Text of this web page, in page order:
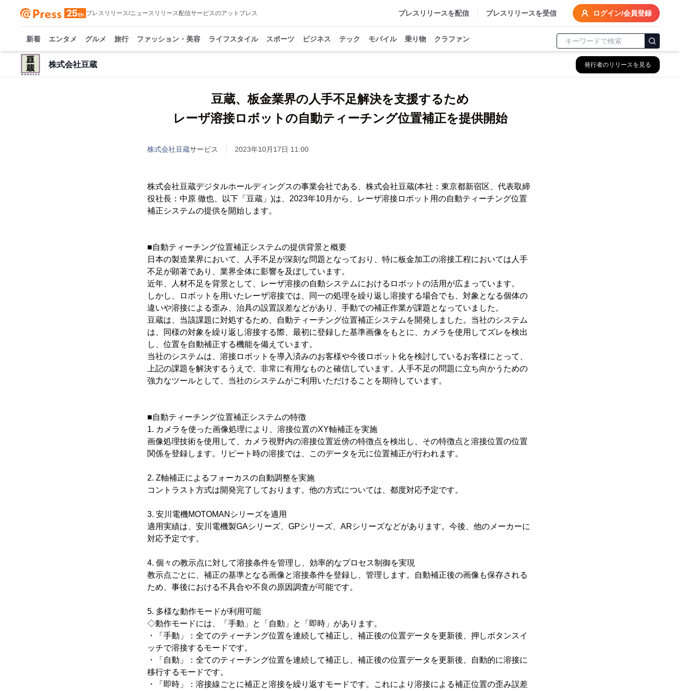
プレスリリース/ニュースリリース配信サービスのアットプレス プレスリリースを配信 プレスリリースを受信 ログイン/会員登録
新着 エンタメ グルメ 旅行 ファッション・美容 ライフスタイル スポーツ ビジネス テック モバイル 乗り物 クラファン
株式会社豆蔵 発行者のリリースを見る
豆蔵、板金業界の人手不足解決を支援するため
レーザ溶接ロボットの自動ティーチング位置補正を提供開始
株式会社豆蔵サービス 2023年10月17日 11:00
株式会社豆蔵デジタルホールディングスの事業会社である、株式会社豆蔵(本社：東京都新宿区、代表取締
役社長：中原 徹也、以下「豆蔵」)は、2023年10月から、レーザ溶接ロボット用の自動ティーチング位置
補正システムの提供を開始します。
■自動ティーチング位置補正システムの提供背景と概要
日本の製造業界において、人手不足が深刻な問題となっており、特に板金加工の溶接工程においては人手
不足が顕著であり、業界全体に影響を及ぼしています。
近年、人材不足を背景として、レーザ溶接の自動システムにおけるロボットの活用が広まっています。
しかし、ロボットを用いたレーザ溶接では、同一の処理を繰り返し溶接する場合でも、対象となる個体の
違いや溶接による歪み、治具の設置誤差などがあり、手動での補正作業が課題となっていました。
豆蔵は、当該課題に対処するため、自動ティーチング位置補正システムを開発しました。当社のシステム
は、同様の対象を繰り返し溶接する際、最初に登録した基準画像をもとに、カメラを使用してズレを検出
し、位置を自動補正する機能を備えています。
当社のシステムは、溶接ロボットを導入済みのお客様や今後ロボット化を検討しているお客様にとって、
上記の課題を解決するうえで、非常に有用なものと確信しています。人手不足の問題に立ち向かうための
強力なツールとして、当社のシステムがご利用いただけることを期待しています。
■自動ティーチング位置補正システムの特徴
1. カメラを使った画像処理により、溶接位置のXY軸補正を実施
画像処理技術を使用して、カメラ視野内の溶接位置近傍の特徴点を検出し、その特徴点と溶接位置の位置
関係を登録します。リピート時の溶接では、このデータを元に位置補正が行われます。
2. Z軸補正によるフォーカスの自動調整を実施
コントラスト方式は開発完了しております。他の方式については、都度対応予定です。
3. 安川電機MOTOMANシリーズを適用
適用実績は、安川電機製GAシリーズ、GPシリーズ、ARシリーズなどがあります。今後、他のメーカーに
対応予定です。
4. 個々の教示点に対して溶接条件を管理し、効率的なプロセス制御を実現
教示点ごとに、補正の基準となる画像と溶接条件を登録し、管理します。自動補正後の画像も保存される
ため、事後における不具合や不良の原因調査が可能です。
5. 多様な動作モードが利用可能
◇動作モードには、「手動」と「自動」と「即時」があります。
・「手動」：全てのティーチング位置を連続して補正し、補正後の位置データを更新後、押しボタンスイ
ッチで溶接するモードです。
・「自動」：全てのティーチング位置を連続して補正し、補正後の位置データを更新後、自動的に溶接に
移行するモードです。
・「即時」：溶接線ごとに補正と溶接を繰り返すモードです。これにより溶接による補正位置の歪み誤差